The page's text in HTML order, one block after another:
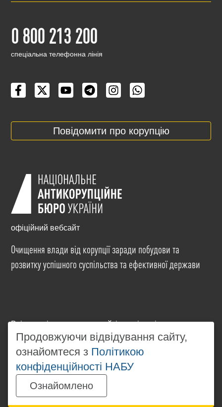
0 800 213 200
cпеціальна телефонна лінія
Повідомити про корупцію
офіційний вебсайт
Очищення влади від корупції заради побудови та
розвитку успішного суспільства та ефективної держави
Всі матеріали на цьому сайті розміщені на умовах
ліцензіїCreative Commons Attribution-NonCommercial-
NoDerivatives 4.0 International. Використання будь-
яких матеріалів, розміщених на сайті, дозволяється
за умови посилання наwww.nabu.gov.ua
незалежності від повного або часткового
використання матеріалів.
Продовжуючи відвідування сайту,
ознайомтеся з Політикою
конфіденційності НАБУ
Ознайомлено